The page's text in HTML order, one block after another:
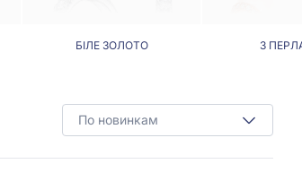
БІЛЕ ЗОЛОТО З
По новинкам